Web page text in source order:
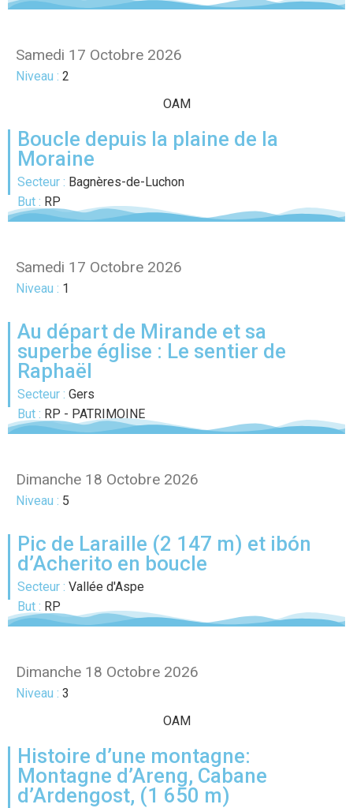
Samedi 17 Octobre 2026
Niveau : 2
OAM
Boucle depuis la plaine de la
Moraine
Secteur : Bagnères-de-Luchon
But : RP
Samedi 17 Octobre 2026
Niveau : 1
Au départ de Mirande et sa
superbe église : Le sentier de
Raphaël
Secteur : Gers
But : RP - PATRIMOINE
Dimanche 18 Octobre 2026
Niveau : 5
Pic de Laraille (2 147 m) et ibón
d’Acherito en boucle
Secteur : Vallée d'Aspe
But : RP
Dimanche 18 Octobre 2026
Niveau : 3
OAM
Histoire d’une montagne:
Montagne d’Areng, Cabane
d’Ardengost, (1 650 m)